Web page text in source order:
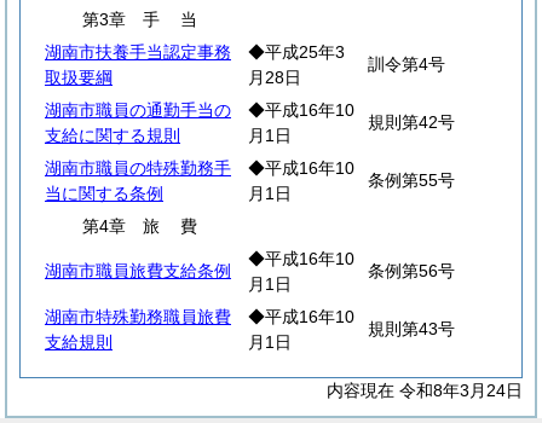
第3章 手 当
湖南市扶養手当認定事務
取扱要綱
◆平成25年3
月28日
訓令第4号
湖南市職員の通勤手当の
支給に関する規則
◆平成16年10
月1日
規則第42号
湖南市職員の特殊勤務手
当に関する条例
◆平成16年10
月1日
条例第55号
第4章 旅費
湖南市職員旅費支給条例
◆平成16年10
月1日
条例第56号
湖南市特殊勤務職員旅費
支給規則
◆平成16年10
月1日
規則第43号
内容現在 令和8年3月24日